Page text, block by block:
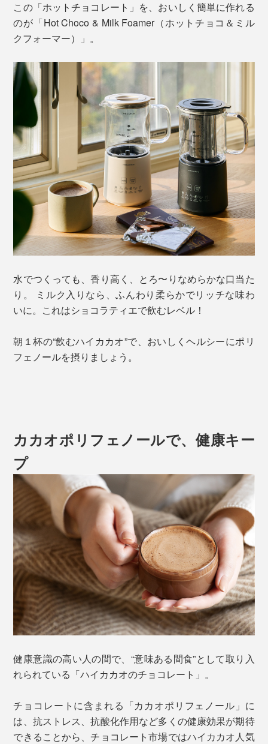
この「ホットチョコレート」を、おいしく簡単に作れる
のが「Hot Choco & Milk Foamer（ホットチョコ＆ミル
クフォーマー）」。
水でつくっても、香り高く、とろ〜りなめらかな口当た
り。 ミルク入りなら、ふんわり柔らかでリッチな味わ
いに。これはショコラティエで飲むレベル！
朝１杯の“飲むハイカカオ”で、おいしくヘルシーにポリ
フェノールを摂りましょう。
カカオポリフェノールで、健康キー
プ
健康意識の高い人の間で、“意味ある間食”として取り入
れられている「ハイカカオのチョコレート」。
チョコレートに含まれる「カカオポリフェノール」に
は、抗ストレス、抗酸化作用など多くの健康効果が期待
できることから、チョコレート市場ではハイカカオ人気